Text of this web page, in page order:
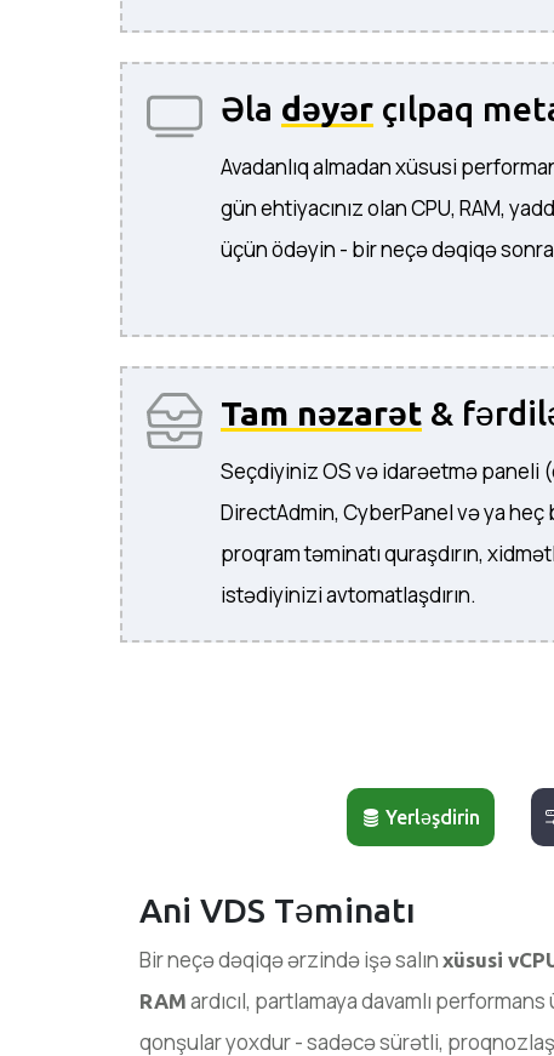
Əla dəyər çılpaq
Avadanlıq almadan xüsusi
gün ehtiyacınız olan CPU, RAM,
üçün ödəyin - bir neçə dəqiqə sonra
Tam nəzarət &
Seçdiyiniz OS və idarəetmə paneli
DirectAdmin, CyberPanel və ya heç
proqram təminatı quraşdırın,
istədiyinizi avtomatlaşdırın.
Yerləşdirin
Ani VDS Təminatı
Bir neçə dəqiqə ərzində işə salın xüsusi
RAM ardıcıl, partlamaya davamlı
qonşular yoxdur - sadəcə sürətli,